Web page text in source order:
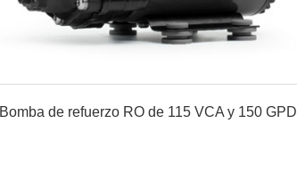
Bomba de refuerzo RO de 115 VCA y 150 GPD